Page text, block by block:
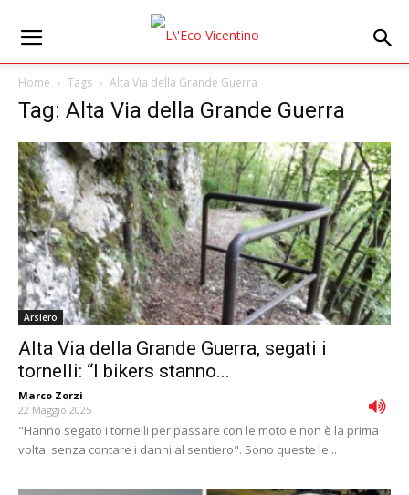
Home Tags Alta Via della Grande Guerra
Tag: Alta Via della Grande Guerra
Arsiero
Alta Via della Grande Guerra, segati i
tornelli: “I bikers stanno...
Marco Zorzi -
22 Maggio 2025
"Hanno segato i tornelli per passare con le moto e non è la prima
volta: senza contare i danni al sentiero". Sono queste le...